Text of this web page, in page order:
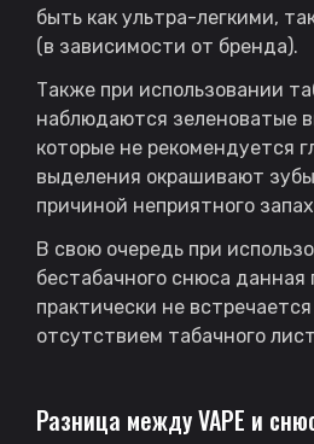
быть как ультра-легкими,
(в зависимости от бренда).
Также при использовании
наблюдаются зеленоватые
которые не рекомендуется
выделения окрашивают
причиной неприятного
В свою очередь при
бестабачного снюса данная
практически не
отсутствием табачного
Разница между VAPE и